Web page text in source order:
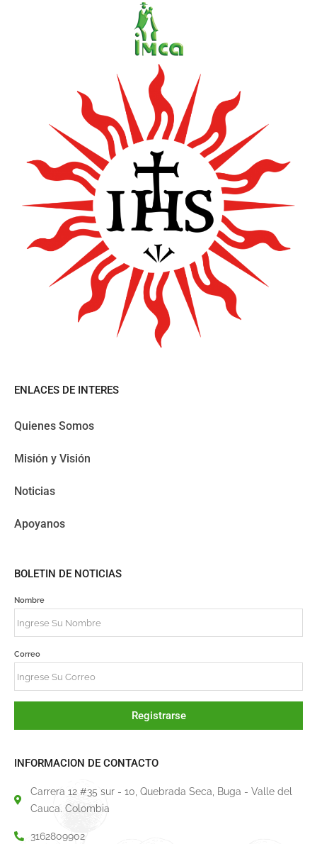
ENLACES DE INTERES
Quienes Somos
Misión y Visión
Noticias
Apoyanos
BOLETIN DE NOTICIAS
Nombre
Correo
Registrarse
INFORMACION DE CONTACTO
Carrera 12 #35 sur - 10, Quebrada Seca, Buga - Valle del
Cauca. Colombia
3162809902